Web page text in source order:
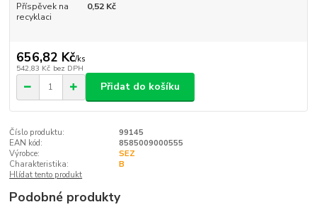
Příspěvek na
recyklaci
0,52 Kč
656,82 Kč/ks
542,83 Kč bez DPH
Přidat do košíku
Číslo produktu:
99145
EAN kód:
8585009000555
Výrobce:
SEZ
Charakteristika:
B
Hlídat tento produkt
Podobné produkty